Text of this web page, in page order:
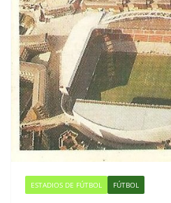
ESTADIOS DE FÚTBOL FÚTBOL